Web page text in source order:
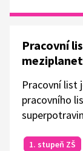
Pracovní
Pracovní list
pracovního
1. stupeň ZŠ